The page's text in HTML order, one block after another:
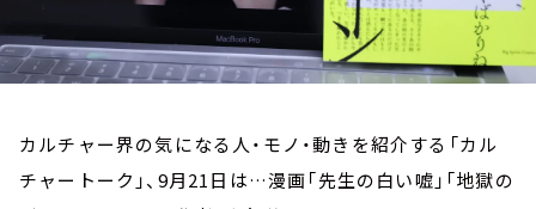
カルチャー界の気になる人・モノ・動きを紹介する「カル
チャートーク」、9月21日は…漫画「先生の白い嘘」「地獄の